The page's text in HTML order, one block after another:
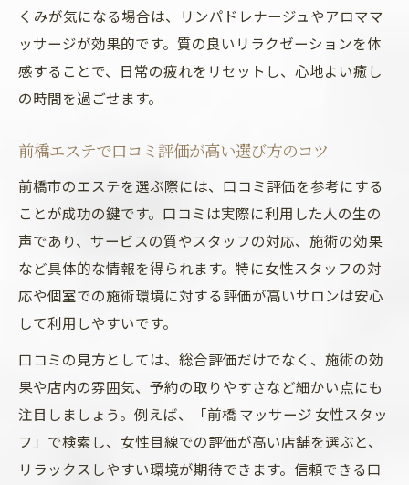
くみが気になる場合は、リンパドレナージュやアロママ
ッサージが効果的です。質の良いリラクゼーションを体
感することで、日常の疲れをリセットし、心地よい癒し
の時間を過ごせます。
前橋エステで口コミ評価が高い選び方のコツ
前橋市のエステを選ぶ際には、口コミ評価を参考にする
ことが成功の鍵です。口コミは実際に利用した人の生の
声であり、サービスの質やスタッフの対応、施術の効果
など具体的な情報を得られます。特に女性スタッフの対
応や個室での施術環境に対する評価が高いサロンは安心
して利用しやすいです。
口コミの見方としては、総合評価だけでなく、施術の効
果や店内の雰囲気、予約の取りやすさなど細かい点にも
注目しましょう。例えば、「前橋 マッサージ 女性スタッ
フ」で検索し、女性目線での評価が高い店舗を選ぶと、
リラックスしやすい環境が期待できます。信頼できる口